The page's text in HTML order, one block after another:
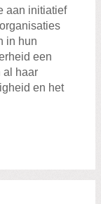
aan initiatief
in hun
een
al haar
en het